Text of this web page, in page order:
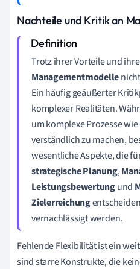
Nachteile und Kritik an
Trotz ihrer Vorteile und
Managementmodelle
Ein häufig geäußerter
komplexer Realitäten.
um komplexe Prozesse
verständlich zu machen,
wesentliche Aspekte, die
strategische Planung,
Leistungsbewertungund
Zielerreichung
vernachlässigt werden.
Fehlende Flexibilität ist ein
sind starre Konstrukte, die